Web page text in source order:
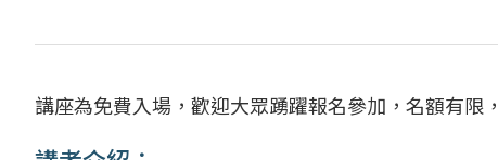
講座為免費入場，歡迎大眾踴躍報名參加，名額有限